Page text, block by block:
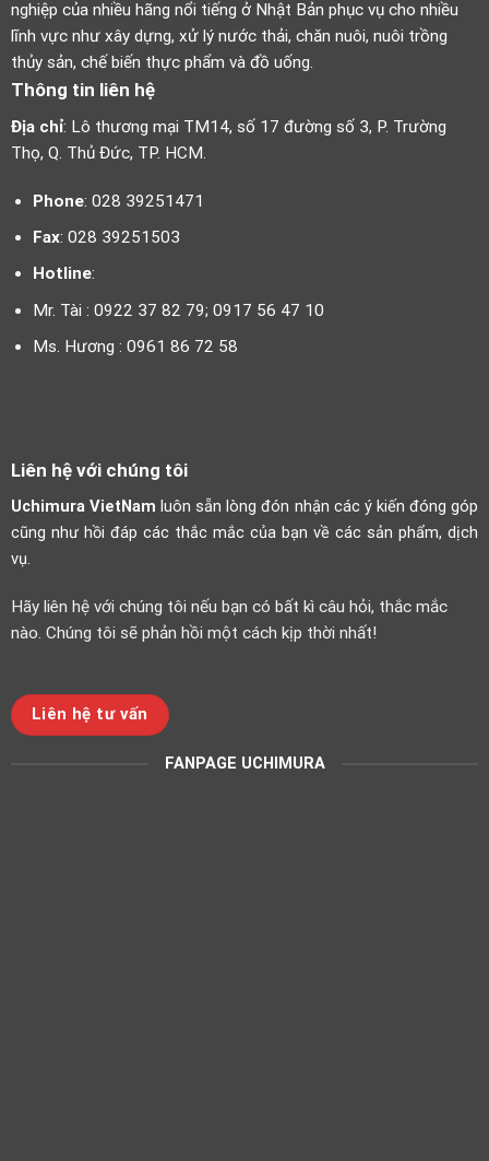
nghiệp của nhiều hãng nổi tiếng ở Nhật Bản phục vụ cho nhiều
lĩnh vực như xây dựng, xử lý nước thải, chăn nuôi, nuôi trồng
thủy sản, chế biến thực phẩm và đồ uống.
Thông tin liên hệ
Địa chỉ: Lô thương mại TM14, số 17 đường số 3, P. Trường
Thọ, Q. Thủ Đức, TP. HCM.
Phone: 028 39251471
Fax: 028 39251503
Hotline:
Mr. Tài : 0922 37 82 79; 0917 56 47 10
Ms. Hương : 0961 86 72 58
Liên hệ với chúng tôi
Uchimura VietNam luôn sẵn lòng đón nhận các ý kiến đóng góp
cũng như hồi đáp các thắc mắc của bạn về các sản phẩm, dịch
vụ.
Hãy liên hệ với chúng tôi nếu bạn có bất kì câu hỏi, thắc mắc
nào. Chúng tôi sẽ phản hồi một cách kịp thời nhất!
Liên hệ tư vấn
FANPAGE UCHIMURA